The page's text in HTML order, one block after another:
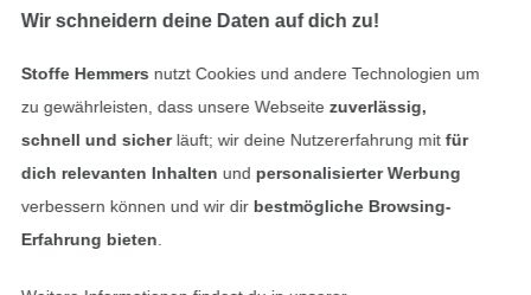
Unsere Versandpartner
In den deutschen Shop wechseln (aktuell
Wir schneidern deine Daten auf dich zu!
Stoffe Hemmers nutzt Cookies und andere Technologien um
zu gewährleisten, dass unsere Webseite zuverlässig,
schnell und sicherläuft; wir deine Nutzererfahrung mitfür
dich relevanten Inhalten und personalisierter Werbung
verbessern können und wir dir bestmögliche Browsing-
Erfahrung bieten